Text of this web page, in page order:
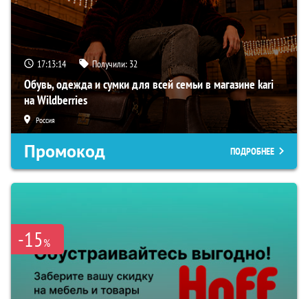
17:13:13 Получили: 32
Обувь, одежда и сумки для всей семьи в магазине kari
на Wildberries
Россия
Промокод ПОДРОБНЕЕ
-15%